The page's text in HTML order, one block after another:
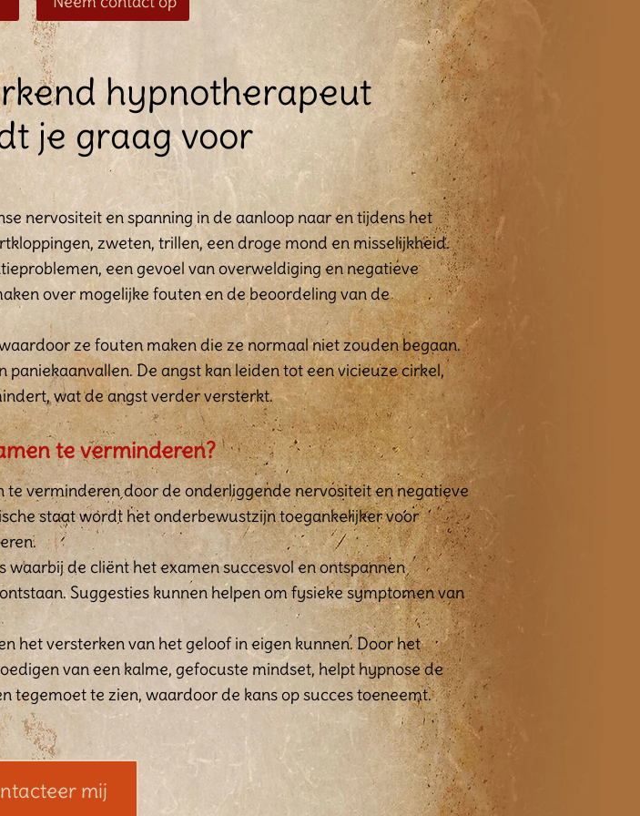
hypnotherapeut
je graag voor
nervositeit en spanning in de aanloop naar en tijdens het
zweten, trillen, een droge mond en misselijkheid.
een gevoel van overweldiging en negatieve
over mogelijke fouten en de beoordeling van de
ze fouten maken die ze normaal niet zouden begaan.
De angst kan leiden tot een vicieuze cirkel,
wat de angst verder versterkt.
te verminderen?
verminderen door de onderliggende nervositeit en negatieve
staat wordt het onderbewustzijn toegankelijker voor
de cliënt het examen succesvol en ontspannen
Suggesties kunnen helpen om fysieke symptomen van
het versterken van het geloof in eigen kunnen. Door het
van een kalme, gefocuste mindset, helpt hypnose de
te zien, waardoor de kans op succes toeneemt.
mij